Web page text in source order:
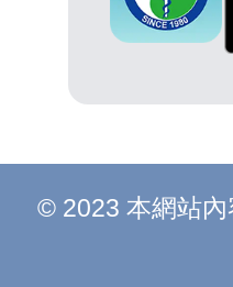
© 2023 本網站內